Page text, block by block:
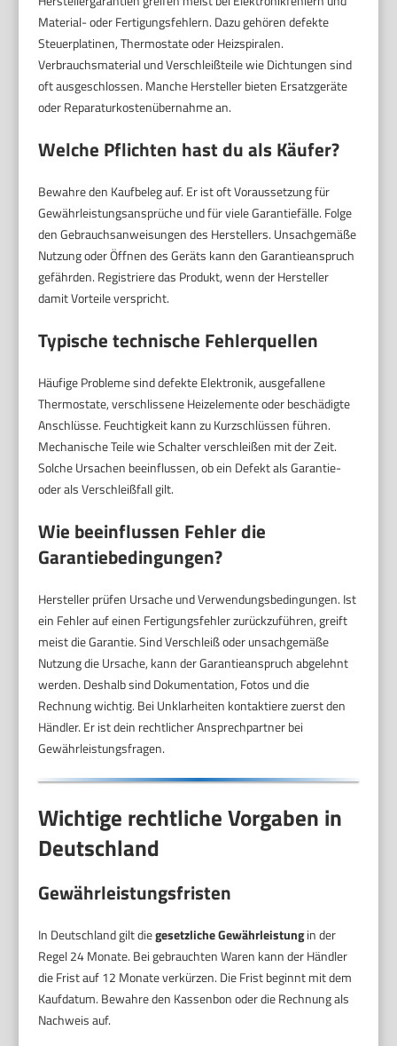
Material- oder Fertigungsfehlern. Dazu gehören defekte
Steuerplatinen, Thermostate oder Heizspiralen.
Verbrauchsmaterial und Verschleißteile wie Dichtungen sind
oft ausgeschlossen. Manche Hersteller bieten Ersatzgeräte
oder Reparaturkostenübernahme an.
Welche Pflichten hast du als Käufer?
Bewahre den Kaufbeleg auf. Er ist oft Voraussetzung für
Gewährleistungsansprüche und für viele Garantiefälle. Folge
den Gebrauchsanweisungen des Herstellers. Unsachgemäße
Nutzung oder Öffnen des Geräts kann den Garantieanspruch
gefährden. Registriere das Produkt, wenn der Hersteller
damit Vorteile verspricht.
Typische technische Fehlerquellen
Häufige Probleme sind defekte Elektronik, ausgefallene
Thermostate, verschlissene Heizelemente oder beschädigte
Anschlüsse. Feuchtigkeit kann zu Kurzschlüssen führen.
Mechanische Teile wie Schalter verschleißen mit der Zeit.
Solche Ursachen beeinflussen, ob ein Defekt als Garantie-
oder als Verschleißfall gilt.
Wie beeinflussen Fehler die
Garantiebedingungen?
Hersteller prüfen Ursache und Verwendungsbedingungen. Ist
ein Fehler auf einen Fertigungsfehler zurückzuführen, greift
meist die Garantie. Sind Verschleiß oder unsachgemäße
Nutzung die Ursache, kann der Garantieanspruch abgelehnt
werden. Deshalb sind Dokumentation, Fotos und die
Rechnung wichtig. Bei Unklarheiten kontaktiere zuerst den
Händler. Er ist dein rechtlicher Ansprechpartner bei
Gewährleistungsfragen.
Wichtige rechtliche Vorgaben in
Deutschland
Gewährleistungsfristen
In Deutschland gilt diegesetzliche Gewährleistungin der
Regel 24 Monate. Bei gebrauchten Waren kann der Händler
die Frist auf 12 Monate verkürzen. Die Frist beginnt mit dem
Kaufdatum. Bewahre den Kassenbon oder die Rechnung als
Nachweis auf.